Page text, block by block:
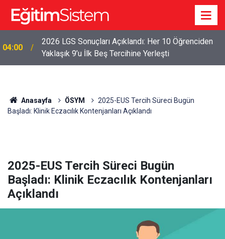
04:00
2026 LGS Sonuçları Açıklandı: Her 10 Öğrenciden
Yaklaşık 9’u İlk Beş Tercihine Yerleşti
Anasayfa ÖSYM
2025-EUS Tercih Süreci Bugün
Başladı: Klinik Eczacılık Kontenjanları Açıklandı
2025-EUS Tercih Süreci Bugün
Başladı: Klinik Eczacılık Kontenjanları
Açıklandı